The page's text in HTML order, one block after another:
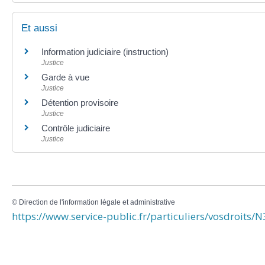
Et aussi
Information judiciaire (instruction)
Justice
Garde à vue
Justice
Détention provisoire
Justice
Contrôle judiciaire
Justice
© Direction de l'information légale et administrative
https://www.service-public.fr/particuliers/vosdroits/